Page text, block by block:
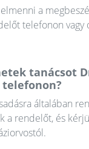
a
telefonon vagy
tanácsot
általában
a rendelőt, és